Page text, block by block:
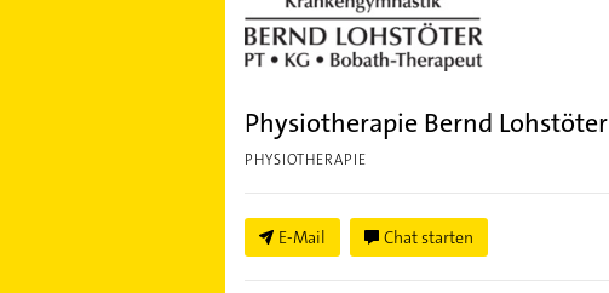
Physiotherapie Bernd Lohstöter
PHYSIOTHERAPIE
E-Mail Chat starten